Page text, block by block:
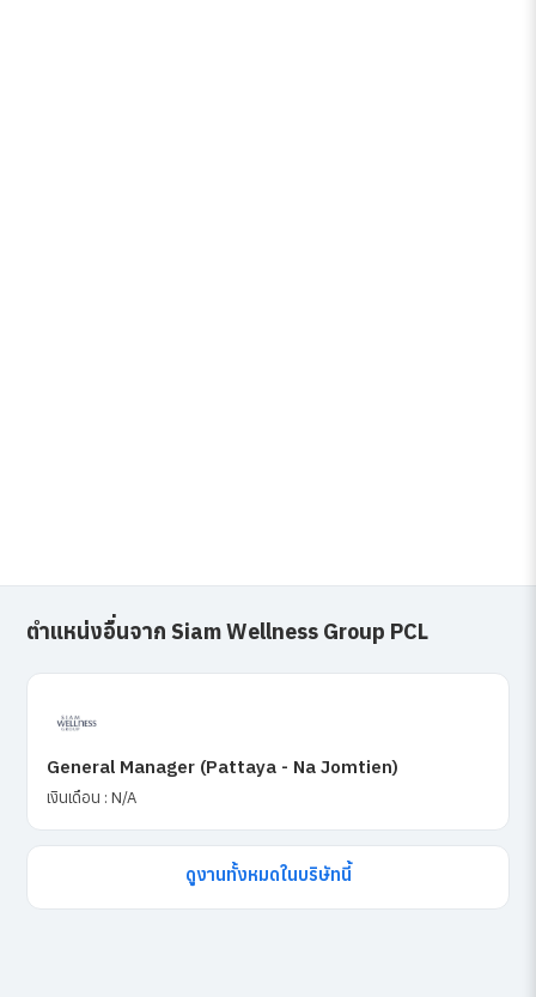
ตำแหน่งอื่นจาก Siam Wellness Group PCL
General Manager (Pattaya - Na Jomtien)
เงินเดือน : N/A
ดูงานทั้งหมดในบริษัทนี้